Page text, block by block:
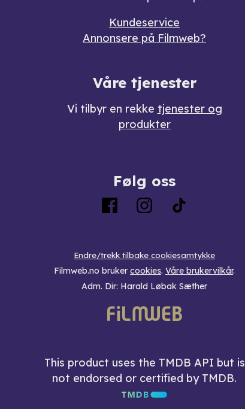
Kundeservice
Annonsere på Filmweb?
Våre tjenester
Vi tilbyr en rekke tjenester og
produkter
Følg oss
Endre/trekk tilbake cookiesamtykke
Filmweb.no bruker cookies. Våre brukervilkår.
Adm. Dir: Harald Løbak Sæther
This product uses the TMDB API but is
not endorsed or certified by TMDB.